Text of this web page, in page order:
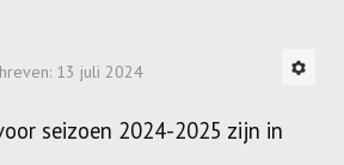
13 juli 2024
seizoen 2024-2025 zijn in